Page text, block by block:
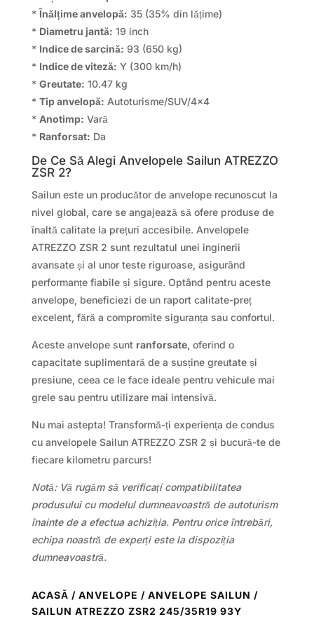
*Înălțime anvelopă: 35 (35% din lățime)
* Diametru jantă: 19 inch
* Indice de sarcină: 93 (650 kg)
* Indice de viteză: Y (300 km/h)
* Greutate: 10.47 kg
* Tip anvelopă: Autoturisme/SUV/4×4
* Anotimp: Vară
* Ranforsat: Da
De Ce Să Alegi Anvelopele Sailun ATREZZO
ZSR 2?
Sailun este un producător de anvelope recunoscut la
nivel global, care se angajează să ofere produse de
înaltă calitate la prețuri accesibile. Anvelopele
ATREZZO ZSR 2 sunt rezultatul unei inginerii
avansate și al unor teste riguroase, asigurând
performanțe fiabile și sigure. Optând pentru aceste
anvelope, beneficiezi de un raport calitate-preț
excelent, fără a compromite siguranța sau confortul.
Aceste anvelope sunt ranforsate, oferind o
capacitate suplimentară de a susține greutate și
presiune, ceea ce le face ideale pentru vehicule mai
grele sau pentru utilizare mai intensivă.
Nu mai astepta! Transformă-ți experiența de condus
cu anvelopele Sailun ATREZZO ZSR 2 și bucură-te de
fiecare kilometru parcurs!
Notă: Vă rugăm să verificați compatibilitatea
produsului cu modelul dumneavoastră de autoturism
înainte de a efectua achiziția. Pentru orice întrebări,
echipa noastră de experți este la dispoziția
dumneavoastră.
ACASĂ / ANVELOPE / ANVELOPE SAILUN /
SAILUN ATREZZO ZSR2 245/35R19 93Y